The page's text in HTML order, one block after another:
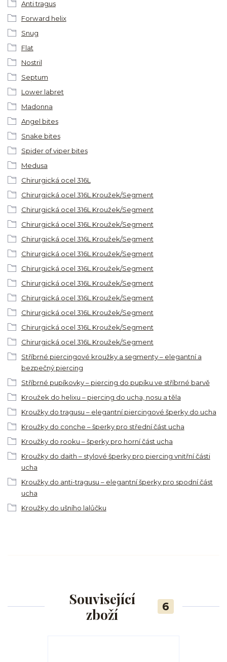
Anti tragus
Forward helix
Snug
Flat
Nostril
Septum
Lower labret
Madonna
Angel bites
Snake bites
Spider of viper bites
Medusa
Chirurgická ocel 316L
Chirurgická ocel 316L Kroužek/Segment
Chirurgická ocel 316L Kroužek/Segment
Chirurgická ocel 316L Kroužek/Segment
Chirurgická ocel 316L Kroužek/Segment
Chirurgická ocel 316L Kroužek/Segment
Chirurgická ocel 316L Kroužek/Segment
Chirurgická ocel 316L Kroužek/Segment
Chirurgická ocel 316L Kroužek/Segment
Chirurgická ocel 316L Kroužek/Segment
Chirurgická ocel 316L Kroužek/Segment
Chirurgická ocel 316L Kroužek/Segment
Stříbrné piercingové kroužky a segmenty – elegantní a
bezpečný piercing
Stříbrné pupíkovky – piercing do pupíku ve stříbrné barvě
Kroužek do helixu – piercing do ucha, nosu a těla
Kroužky do tragusu – elegantní piercingové šperky do ucha
Kroužky do conche – šperky pro střední část ucha
Kroužky do rooku – šperky pro horní část ucha
Kroužky do daith – stylové šperky pro piercing vnitřní části
ucha
Kroužky do anti-tragusu – elegantní šperky pro spodní část
ucha
Kroužky do ušního lalůčku
Související
zboží
6